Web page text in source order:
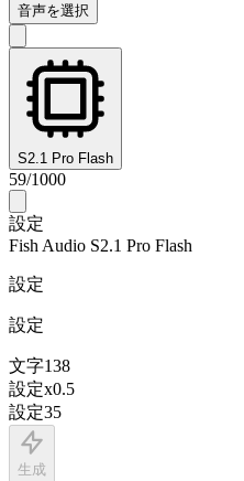
音声を選択
S2.1 Pro Flash
59/1000
設定
Fish Audio S2.1 Pro Flash
設定
設定
文字138
設定x0.5
設定35
生成